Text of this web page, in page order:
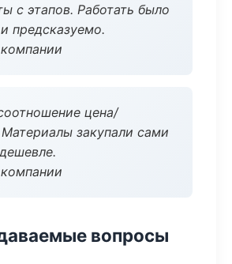
с этапов. Работать было
предсказуемо.
цена/
закупали сами
вопросы